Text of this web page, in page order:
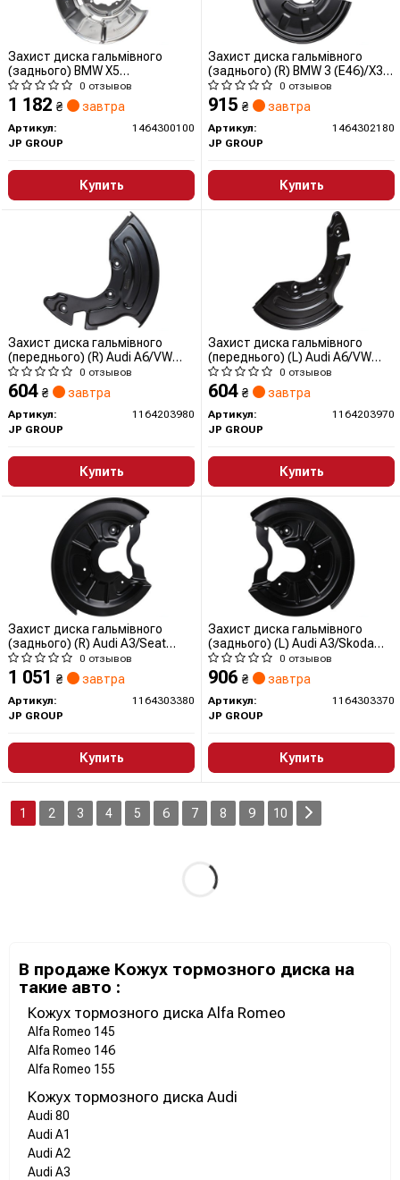
Захист диска гальмівного
(заднього) BMW X5
(E70/F15/F85)/X6 (E71/E72) 06-
1464300100 JP GROUP
(QUINTON HAZELL)
0 отзывов
1 182 ₴ завтра
Артикул:
1464300100
JP GROUP
Купить
Захист диска гальмівного
(заднього) (R) BMW 3 (E46)/X3
(E83) 97-11 1464302180 JP
GROUP (QUINTON HAZELL)
0 отзывов
915 ₴ завтра
Артикул:
1464302180
JP GROUP
Купить
Захист диска гальмівного
(переднього) (R) Audi A6/VW
Passat 97-05 1164203980 JP
GROUP (QUINTON HAZELL)
0 отзывов
604 ₴ завтра
Артикул:
1164203980
JP GROUP
Купить
Захист диска гальмівного
(переднього) (L) Audi A6/VW
Passat 97-05 1164203970 JP
GROUP (QUINTON HAZELL)
0 отзывов
604 ₴ завтра
Артикул:
1164203970
JP GROUP
Купить
Захист диска гальмівного
(заднього) (R) Audi A3/Seat
Leon/Skoda Octavia II/VW Golf
03-16 1164303380 JP GROUP
(QUINTON HAZELL)
0 отзывов
1 051 ₴ завтра
Артикул:
1164303380
JP GROUP
Купить
Захист диска гальмівного
(заднього) (L) Audi A3/Skoda
Octavia/VW Golf VI 03-16
1164303370 JP GROUP
(QUINTON HAZELL)
0 отзывов
906 ₴ завтра
Артикул:
1164303370
JP GROUP
Купить
1 2 3 4 5 6 7 8 9 10
В продаже Кожух тормозного диска на
такие авто :
Кожух тормозного диска Alfa Romeo
Alfa Romeo 145
Alfa Romeo 146
Alfa Romeo 155
Кожух тормозного диска Audi
Audi 80
Audi A1
Audi A2
Audi A3